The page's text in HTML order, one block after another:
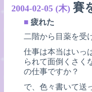
2004-02-05 (木) 賽
■ 疲れた
二階から目薬を受
仕事は本当はいっ
られて面倒くさく
の仕事ですか？
で、色々書いて送